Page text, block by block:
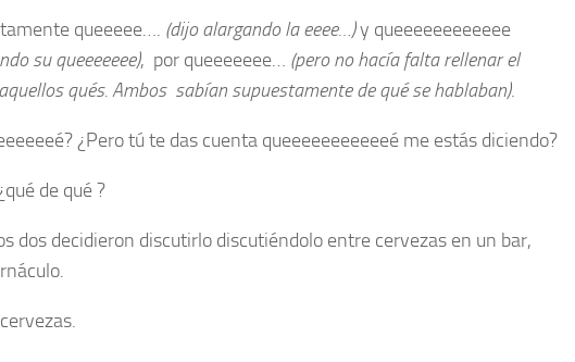
queeeee…. (dijo alargando la eeee…)y queeeeeeeeeeee
su queeeeeee), por queeeeeee… (pero no hacía falta rellenar el
qués. Ambos sabían supuestamente de qué se hablaban).
¿Pero tú te das cuenta queeeeeeeeeeeé me estás diciendo?
de qué ?
dos decidieron discutirlo discutiéndolo entre cervezas en un bar,